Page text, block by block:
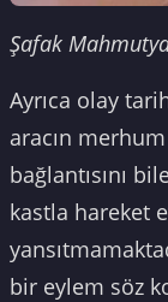
Şafak
Ayrıca olay
aracın
bağlantısını
kastla hareket
bir eylem söz